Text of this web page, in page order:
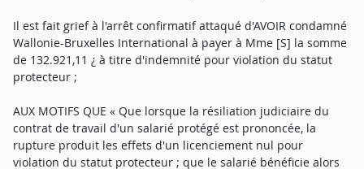
Il est fait grief à l'arrêt confirmatif attaqué d'AVOIR condamné
Wallonie-Bruxelles International à payer à Mme [S] la somme
de 132.921,11 ¿ à titre d'indemnité pour violation du statut
protecteur ;
AUX MOTIFS QUE « Que lorsque la résiliation judiciaire du
contrat de travail d'un salarié protégé est prononcée, la
rupture produit les effets d'un licenciement nul pour
violation du statut protecteur ; que le salarié bénéficie alors